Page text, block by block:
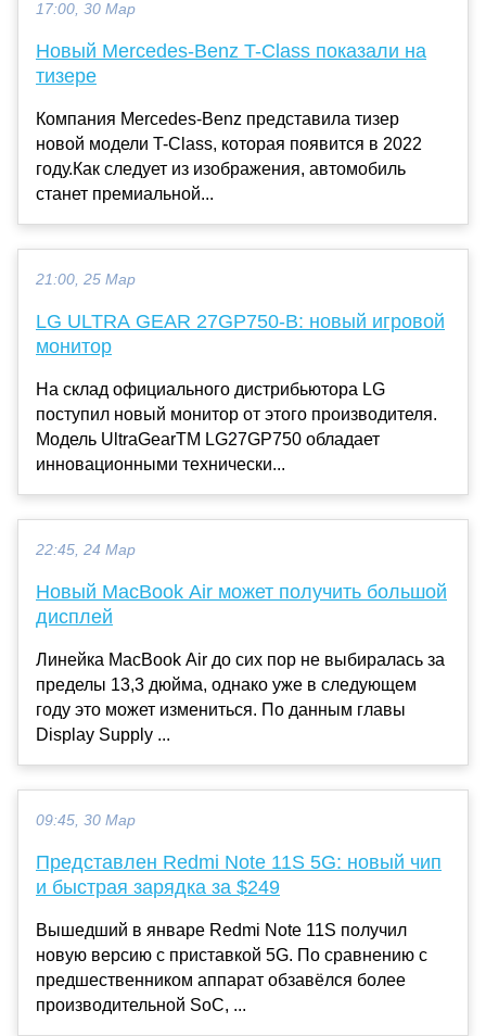
17:00, 30 Мар
Новый Mercedes-Benz T-Class показали на
тизере
Компания Mercedes-Benz представила тизер
новой модели T-Class, которая появится в 2022
году.Как следует из изображения, автомобиль
станет премиальной...
21:00, 25 Мар
LG ULTRA GEAR 27GP750-B: новый игровой
монитор
На склад официального дистрибьютора LG
поступил новый монитор от этого производителя.
Модель UltraGearTM LG27GP750 обладает
инновационными технически...
22:45, 24 Мар
Новый MacBook Air может получить большой
дисплей
Линейка MacBook Air до сих пор не выбиралась за
пределы 13,3 дюйма, однако уже в следующем
году это может измениться. По данным главы
Display Supply ...
09:45, 30 Мар
Представлен Redmi Note 11S 5G: новый чип
и быстрая зарядка за $249
Вышедший в январе Redmi Note 11S получил
новую версию с приставкой 5G. По сравнению с
предшественником аппарат обзавёлся более
производительной SoC, ...